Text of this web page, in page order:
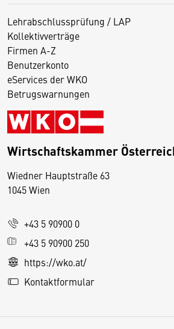
Lehrabschlussprüfung / LAP
Kollektivverträge
Firmen A-Z
Benutzerkonto
eServices der WKO
Betrugswarnungen
Wirtschaftskammer
Wiedner Hauptstraße 63
1045 Wien
+43 5 90900 0
+43 5 90900 250
https://wko.at/
Kontaktformular
D
s
e
S
e